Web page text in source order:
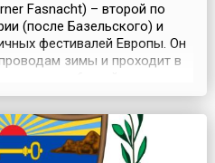
Fasnacht) – второй по
(после Базельского) и
фестивалей Европы. Он
зимы и проходит в
год в
выплескивается на
Люцерна – толп...